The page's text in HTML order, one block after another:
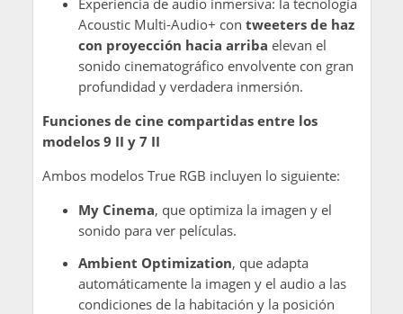
Acoustic Multi-Audio+ con tweeters de haz
con proyección hacia arriba elevan el
sonido cinematográfico envolvente con gran
profundidad y verdadera inmersión.
Funciones de cine compartidas entre los
modelos 9 II y 7 II
Ambos modelos True RGB incluyen lo siguiente:
My Cinema, que optimiza la imagen y el
sonido para ver películas.
Ambient Optimization, que adapta
automáticamente la imagen y el audio a las
condiciones de la habitación y la posición